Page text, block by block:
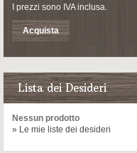
I prezzi sono IVA inclusa.
Acquista
Lista dei Desideri
Nessun prodotto
» Le mie liste dei desideri